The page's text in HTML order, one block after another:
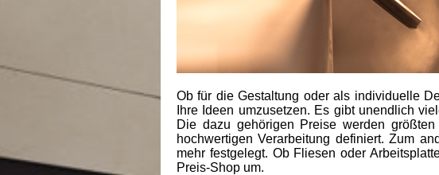
Ob für die Gestaltung oder als individuelle
Ihre Ideen umzusetzen. Es gibt unendlich
Die dazu gehörigen Preise werden
hochwertigen Verarbeitung definiert. Zum
mehr festgelegt. Ob Fliesen oder
Preis-Shop um.